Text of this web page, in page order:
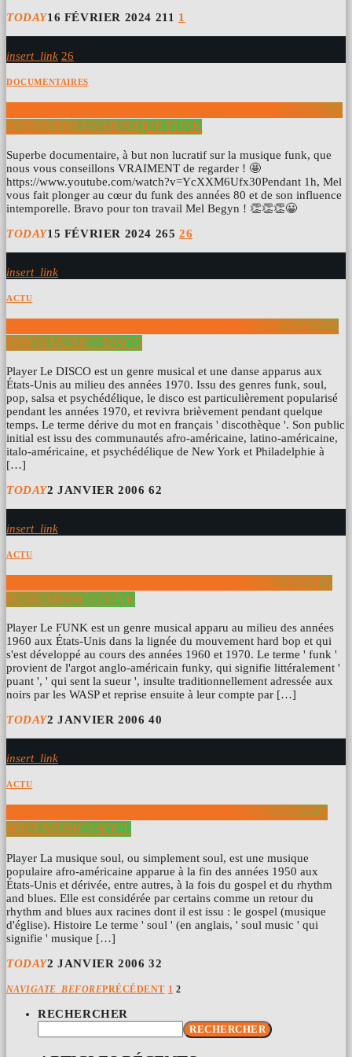
TODAY16 FÉVRIER 2024 211 1
insert_link 26
DOCUMENTAIRES
DOCUMENTAIRE | LET’S FUNK TONIGHT: UN VOYAGE
À TRAVERS LA MUSIQUE FUNK
Superbe documentaire, à but non lucratif sur la musique funk, que
nous vous conseillons VRAIMENT de regarder ! 🤩
https://www.youtube.com/watch?v=YcXXM6Ufx30Pendant 1h, Mel
vous fait plonger au cœur du funk des années 80 et de son influence
intemporelle. Bravo pour ton travail Mel Begyn ! 👏👏👏😀
TODAY15 FÉVRIER 2024 265 26
insert_link
ACTU
RADIO DISCO ÉCOUTEZ LA MUSIQUE DISCO ! LISTEN
DISCO MUSIC ! DISCO
Player Le DISCO est un genre musical et une danse apparus aux
États-Unis au milieu des années 1970. Issu des genres funk, soul,
pop, salsa et psychédélique, le disco est particulièrement popularisé
pendant les années 1970, et revivra brièvement pendant quelque
temps. Le terme dérive du mot en français ' discothèque '. Son public
initial est issu des communautés afro-américaine, latino-américaine,
italo-américaine, et psychédélique de New York et Philadelphie à
[…]
TODAY2 JANVIER 2006 62
insert_link
ACTU
RADIO FUNK ÉCOUTEZ LA MUSIQUE FUNK ! LISTEN
FUNK MUSIC ! FUNK
Player Le FUNK est un genre musical apparu au milieu des années
1960 aux États-Unis dans la lignée du mouvement hard bop et qui
s'est développé au cours des années 1960 et 1970. Le terme ' funk '
provient de l'argot anglo-américain funky, qui signifie littéralement '
puant ', ' qui sent la sueur ', insulte traditionnellement adressée aux
noirs par les WASP et reprise ensuite à leur compte par […]
TODAY2 JANVIER 2006 40
insert_link
ACTU
RADIO SOUL ÉCOUTEZ LA MUSIQUE SOUL ! LISTEN
SOUL MUSIC ! SOUL
Player La musique soul, ou simplement soul, est une musique
populaire afro-américaine apparue à la fin des années 1950 aux
États-Unis et dérivée, entre autres, à la fois du gospel et du rhythm
and blues. Elle est considérée par certains comme un retour du
rhythm and blues aux racines dont il est issu : le gospel (musique
d'église). Histoire Le terme ' soul ' (en anglais, ' soul music ' qui
signifie ' musique […]
TODAY2 JANVIER 2006 32
NAVIGATE_BEFOREPRÉCÉDENT 1 2
RECHERCHER
RECHERCHER